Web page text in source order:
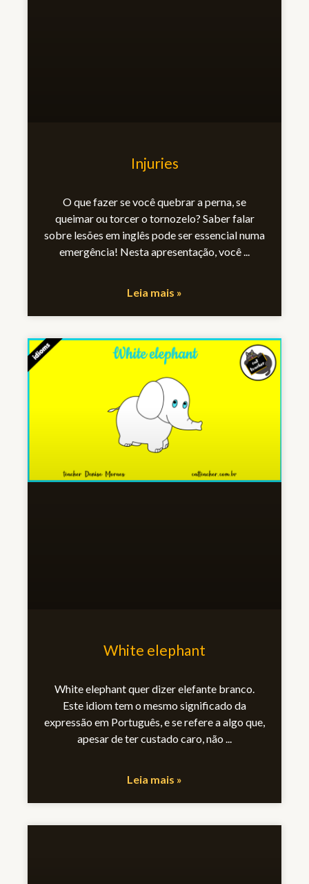
Injuries
O que fazer se você quebrar a perna, se
queimar ou torcer o tornozelo? Saber falar
sobre lesões em inglês pode ser essencial numa
emergência! Nesta apresentação, você
Leia mais »
White elephant
White elephant quer dizer elefante branco.
Este idiom tem o mesmo significado da
expressão em Português, e se refere a algo que,
apesar de ter custado caro, não
Leia mais »